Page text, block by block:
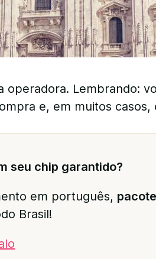
operadora. Lembrando:
e, em muitos casos,
seu chip garantido?
em português,
Brasil!